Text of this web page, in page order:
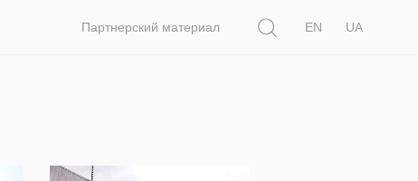
Партнерский материал
EN
UA